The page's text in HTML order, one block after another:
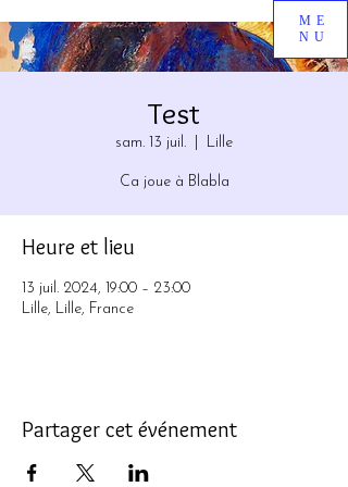
ME
NU
Test
sam. 13 juil. Lille
Ca joue à Blabla
Heure et lieu
13 juil. 2024, 19:00 – 23:00
Lille, Lille, France
Partager cet événement